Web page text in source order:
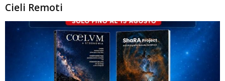
Cieli Remoti